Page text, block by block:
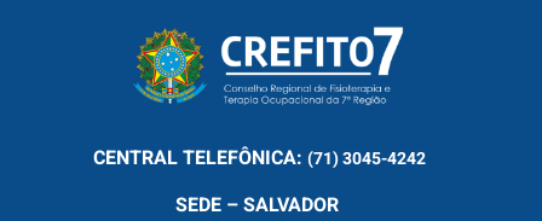
CENTRALTELEFÔNICA: (71) 3045-4242
SEDE – SALVADOR